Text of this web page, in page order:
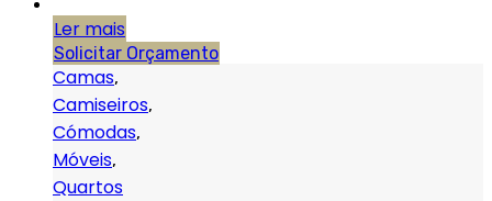
Ler mais
Solicitar Orçamento
Camas,
Camiseiros,
Cómodas,
Móveis,
Quartos